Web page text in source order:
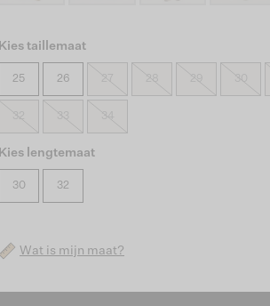
Kies taillemaat
25 26 27 28 29 30
32 33 34
Kies lengtemaat
30 32
Wat is mijn maat?